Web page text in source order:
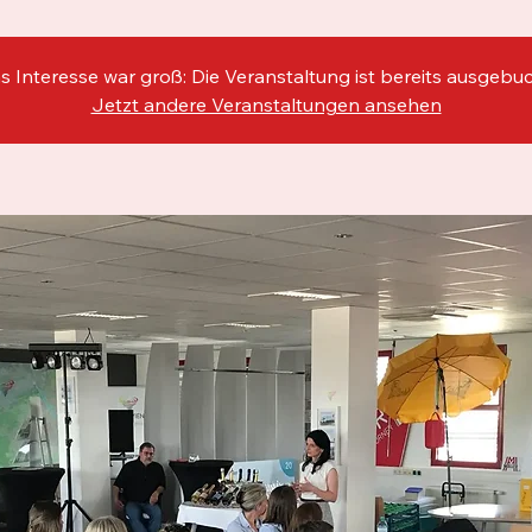
Interesse war groß: Die Veranstaltung ist bereits
Jetzt andere Veranstaltungen ansehen